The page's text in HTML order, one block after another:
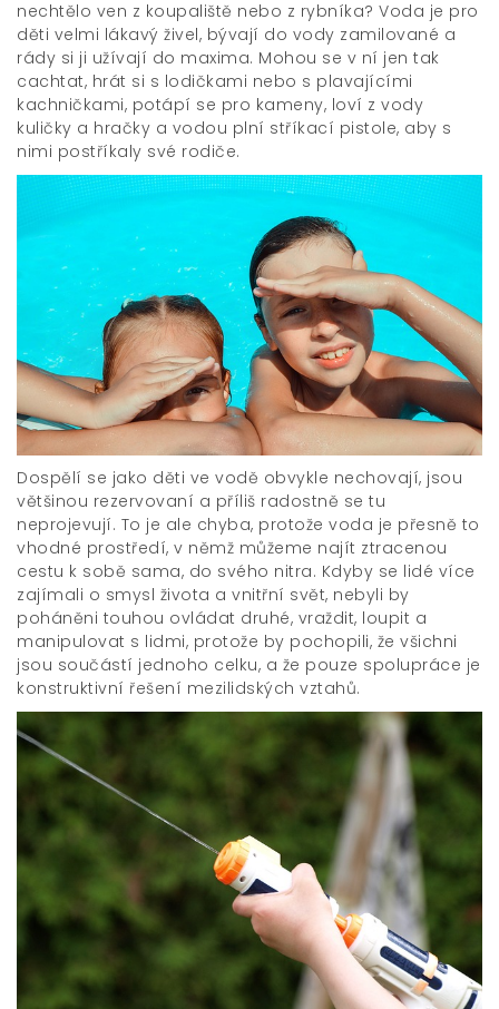
nechtělo ven z koupaliště nebo z rybníka? Voda je pro
děti velmi lákavý živel, bývají do vody zamilované a
rády si ji užívají do maxima. Mohou se v ní jen tak
cachtat, hrát si s lodičkami nebo s plavajícími
kachničkami, potápí se pro kameny, loví z vody
kuličky a hračky a vodou plní stříkací pistole, aby s
nimi postříkaly své rodiče.
Dospělí se jako děti ve vodě obvykle nechovají, jsou
většinou rezervovaní a příliš radostně se tu
neprojevují. To je ale chyba, protože voda je přesně to
vhodné prostředí, v němž můžeme najít ztracenou
cestu k sobě sama, do svého nitra. Kdyby se lidé více
zajímali o smysl života a vnitřní svět, nebyli by
poháněni touhou ovládat druhé, vraždit, loupit a
manipulovat s lidmi, protože by pochopili, že všichni
jsou součástí jednoho celku, a že pouze spolupráce je
konstruktivní řešení mezilidských vztahů.